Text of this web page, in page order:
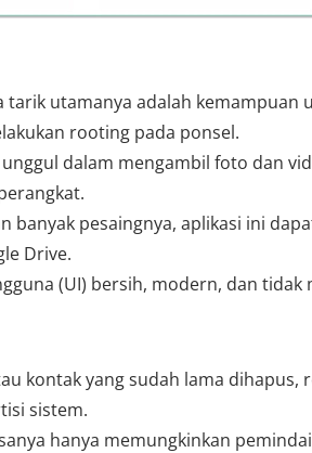
tarik utamanya adalah
rooting pada ponsel.
dalam mengambil foto dan
banyak pesaingnya, aplikasi ini
Drive.
(UI) bersih, modern, dan tidak
kontak yang sudah lama
sistem.
hanya memungkinkan